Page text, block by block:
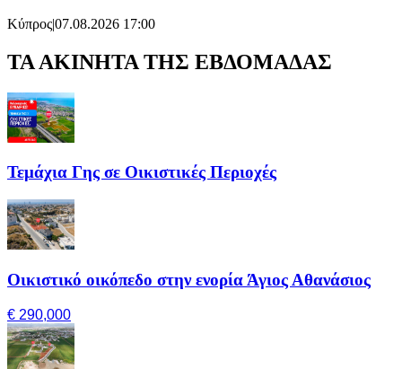
Κύπρος|07.08.2026 17:00
ΤΑ ΑΚΙΝΗΤΑ ΤΗΣ ΕΒΔΟΜΑΔΑΣ
Τεμάχια Γης σε Οικιστικές Περιοχές
Οικιστικό οικόπεδο στην ενορία Άγιος Αθανάσιος
€ 290,000